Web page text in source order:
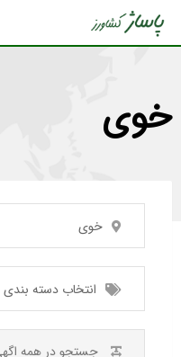
خوی
خوی
انتخاب دسته بندی